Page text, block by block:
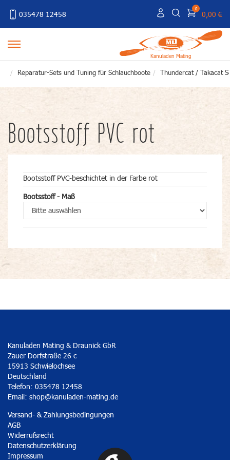
035478 12458
0
0,00 €
Kanuladen Mating
Reparatur-Sets und Tuning für Schlauchboote Thundercat / Takacat
Bootsstoff PVC rot
Bootsstoff PVC-beschichtet in der Farbe rot
Bootsstoff - Maß
Kanuladen Mating & Draunick GbR
Zauer Dorfstraße 26 c
15913 Schwielochsee
Deutschland
Telefon: 035478 12458
Email: shop@kanuladen-mating.de
Versand- & Zahlungsbedingungen
AGB
Widerrufsrecht
Datenschutzerklärung
Impressum